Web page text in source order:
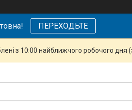
ПЕРЕХОДЬТЕ
з 10:00 найближчого робочого дня